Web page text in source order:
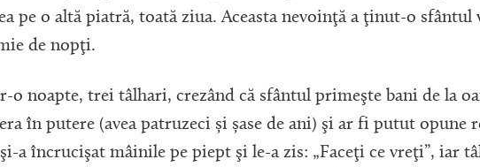
pe o altă piatră, toată ziua. Aceasta nevoinţă a ţinut-o sfântul
de nopţi.
o noapte, trei tâlhari, crezând că sfântul primeşte bani de la
în putere (avea patruzeci și șase de ani) şi ar fi putut opune
a încrucişat mâinile pe piept şi le-a zis: „Faceţi ce vreţi”, iar